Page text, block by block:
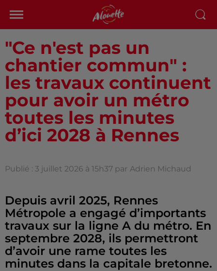
"Ce n'est pas un
chantier commun" :
les travaux continuent
pour avoir un métro
toutes les minutes
d’ici 2028 à Rennes
Publié : 3 juillet 2026 à 15h37 par Adrien Michaud
Depuis avril 2025, Rennes
Métropole a engagé d’importants
travaux sur la ligne A du métro. En
septembre 2028, ils permettront
d’avoir une rame toutes les
minutes dans la capitale bretonne.